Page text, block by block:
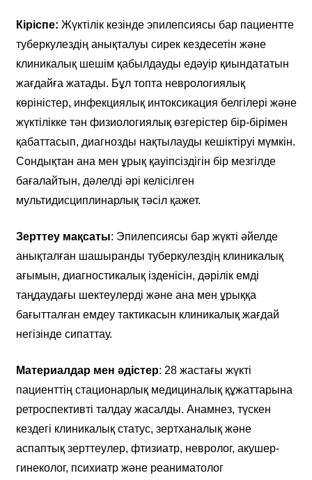
Кіріспе: Жүктілік кезінде эпилепсиясы бар пациентте
туберкулездің анықталуы сирек кездесетін және
клиникалық шешім қабылдауды едәуір қиындататын
жағдайға жатады. Бұл топта неврологиялық
көріністер, инфекциялық интоксикация белгілері және
жүктілікке тән физиологиялық өзгерістер бір-бірімен
қабаттасып, диагнозды нақтылауды кешіктіруі мүмкін.
Сондықтан ана мен ұрық қауіпсіздігін бір мезгілде
бағалайтын, дәлелді әрі келісілген
мультидисциплинарлық тәсіл қажет.
Зерттеу мақсаты: Эпилепсиясы бар жүкті әйелде
анықталған шашыранды туберкулездің клиникалық
ағымын, диагностикалық ізденісін, дәрілік емді
таңдаудағы шектеулерді және ана мен ұрыққа
бағытталған емдеу тактикасын клиникалық жағдай
негізінде сипаттау.
Материалдар мен әдістер: 28 жастағы жүкті
пациенттің стационарлық медициналық құжаттарына
ретроспективті талдау жасалды. Анамнез, түскен
кездегі клиникалық статус, зертханалық және
аспаптық зерттеулер, фтизиатр, невролог, акушер-
гинеколог, психиатр және реаниматолог